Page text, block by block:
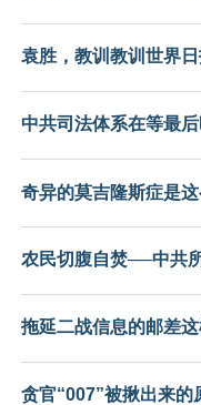
袁胜，教训教训世界
中共司法体系在等最
奇异的莫吉隆斯症是
农民切腹自焚──中共
拖延二战信息的邮差
贪官“007”被揪出来的